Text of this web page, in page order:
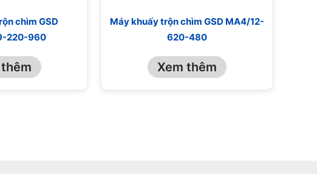
chìm GSD
220-960
Máy khuấy trộn chìm GSD MA4/12-
620-480
Xem thêm